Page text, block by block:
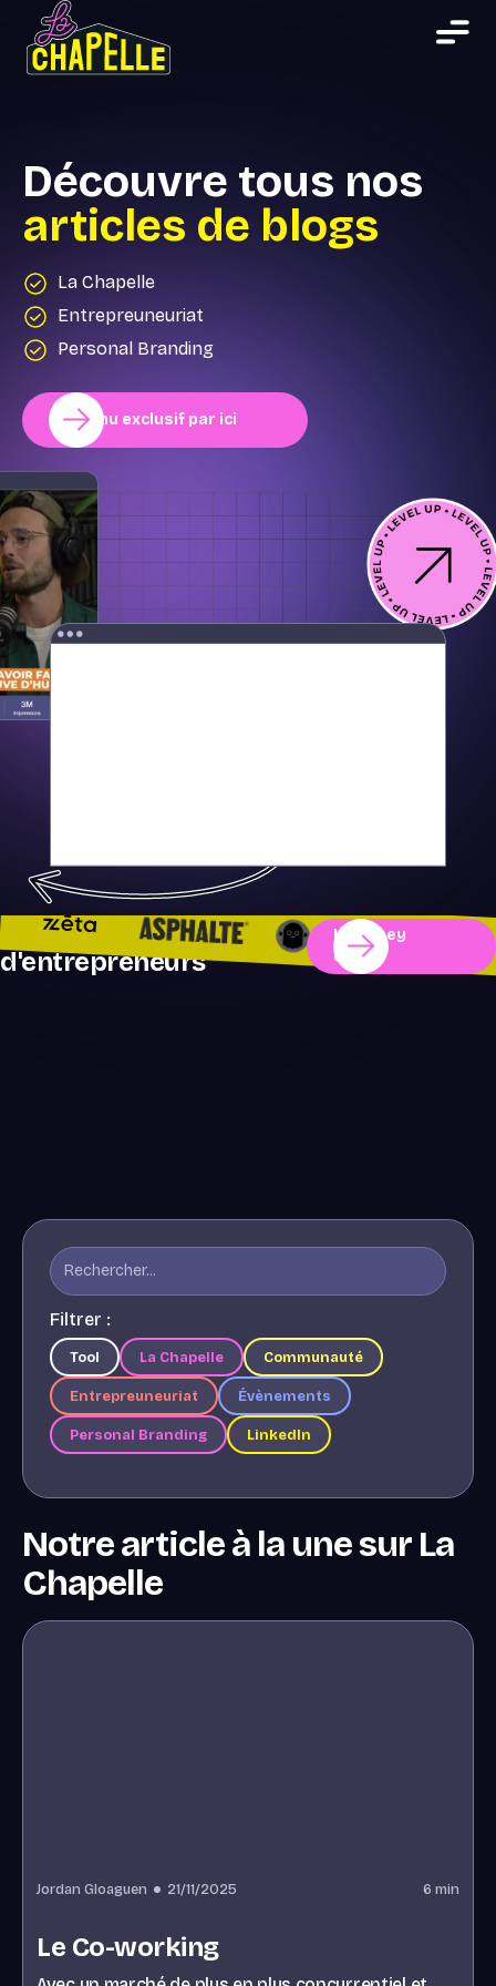
Découvre tous nos
articles de blogs
La Chapelle
Entrepreuneuriat
Personal Branding
Contenu exclusif par ici
Notre réseau
d'entrepreneurs
Le Poney
Club
Filtrer :
Tool La Chapelle Communauté
Entrepreuneuriat Évènements
Personal Branding LinkedIn
Notre article à la une sur La
Chapelle
Jordan Gloaguen 21/11/2025 6 min
Le Co-working